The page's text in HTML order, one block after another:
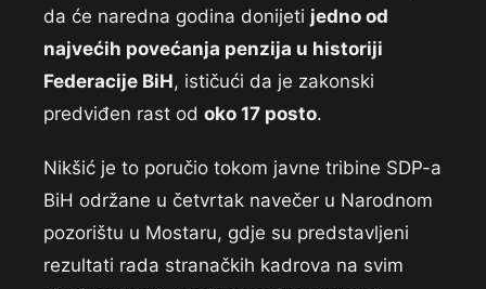
da će naredna godina donijeti jedno od
najvećih povećanja penzija u historiji
Federacije BiH, ističući da je zakonski
predviđen rast od oko 17 posto.
Nikšić je to poručio tokom javne tribine SDP-a
BiH održane u četvrtak navečer u Narodnom
pozorištu u Mostaru, gdje su predstavljeni
rezultati rada stranačkih kadrova na svim